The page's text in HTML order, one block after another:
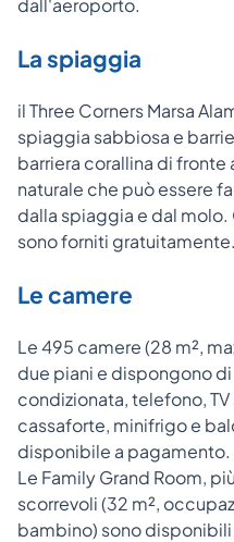
dall'aeroporto.
La spiaggia
il Three Corners Marsa
spiaggia sabbiosa e
barriera corallina di fronte
naturale che può essere
dalla spiaggia e dal
sono forniti gratuitamente.
Le camere
Le 495 camere (28 m²,
due piani e dispongono
condizionata, telefono,
cassaforte, minifrigo e
disponibile a pagamento.
Le Family Grand Room,
scorrevoli (32 m²,
bambino) sono